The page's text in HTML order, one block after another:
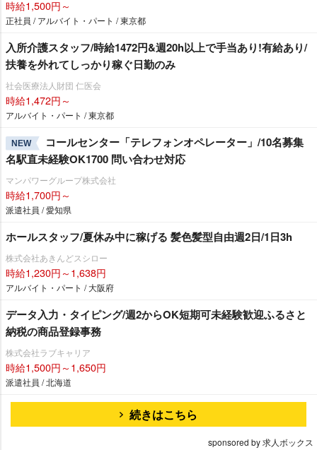
時給1,500円～
正社員 / アルバイト・パート / 東京都
入所介護スタッフ/時給1472円&週20h以上で手当あり!有給あり/
扶養を外れてしっかり稼ぐ日勤のみ
社会医療法人財団 仁医会
時給1,472円～
アルバイト・パート / 東京都
NEW
コールセンター「テレフォンオペレーター」/10名募集
名駅直未経験OK1700 問い合わせ対応
マンパワーグループ株式会社
時給1,700円～
派遣社員 / 愛知県
ホールスタッフ/夏休み中に稼げる 髪色髪型自由週2日/1日3h
株式会社あきんどスシロー
時給1,230円～1,638円
アルバイト・パート / 大阪府
データ入力・タイピング/週2からOK短期可未経験歓迎ふるさと
納税の商品登録事務
株式会社ラブキャリア
時給1,500円～1,650円
派遣社員 / 北海道
続きはこちら
sponsored by 求人ボックス